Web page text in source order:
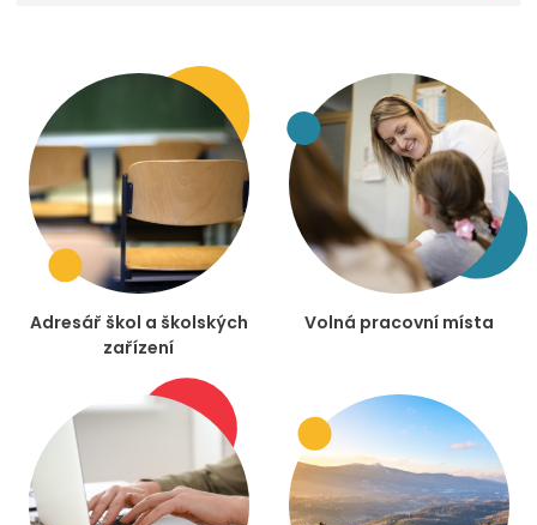
Adresář škol a školských
zařízení
Volná pracovní místa